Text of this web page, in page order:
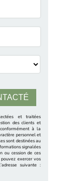
et traitées
des clients et
à la
personnel et
sont destinées au
signalées
ou cession de ces
exercer vos
suivante :